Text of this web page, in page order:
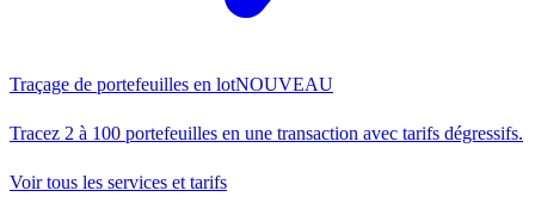
Traçage de portefeuilles en lotNOUVEAU
Tracez 2 à 100 portefeuilles en une transaction avec tarifs dégressifs.
Voir tous les services et tarifs